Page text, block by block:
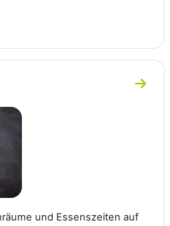
Zum
und Essenszeiten auf